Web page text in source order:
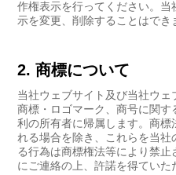
作権表示を行ってください。
示を変更、削除することはでき
2. 商標について
当社ウェブサイト及び当社ウ
商標・ロゴマーク、商号に関
利の所有者に帰属します。商
れる場合を除き、これらを当
る行為は商標権法等により禁
にご連絡の上、許諾を得ていた